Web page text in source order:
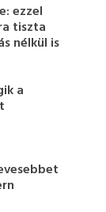
ezzel
tiszta
nélkül is
a